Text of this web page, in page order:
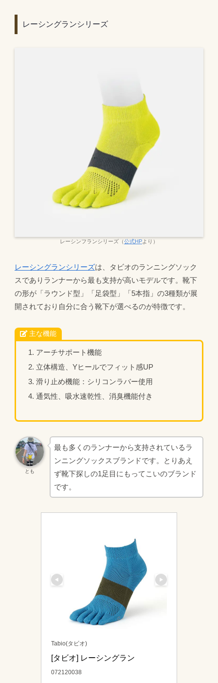
レーシングランシリーズ
レーシンフランシリーズ（公式HPより）
レーシングランシリーズは、タビオのランニングソック
スでありランナーから最も支持が高いモデルです。靴下
の形が「ラウンド型」「足袋型」「5本指」の3種類が展
開されており自分に合う靴下が選べるのが特徴です。
主な機能
アーチサポート機能
立体構造、Yヒールでフィット感UP
滑り止め機能：シリコンラバー使用
通気性、吸水速乾性、消臭機能付き
とも
最も多くのランナーから支持されているラ
ンニングソックスブランドです。とりあえ
ず靴下探しの1足目にもってこいのブランド
です。
Tabio(タビオ)
[タビオ] レーシングラン
072120038